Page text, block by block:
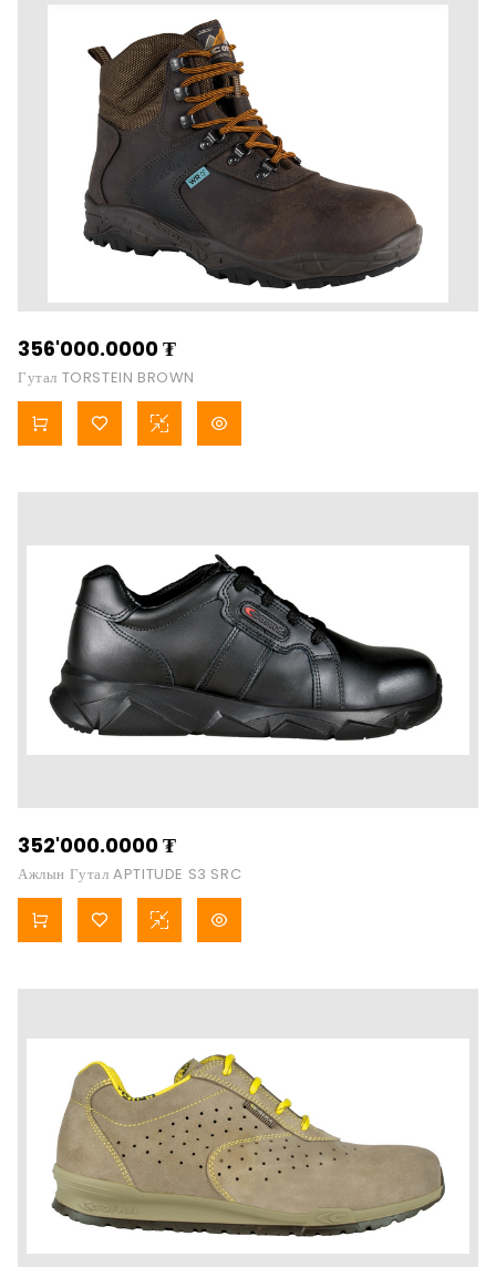
356'000.0000₮
Гутал TORSTEIN BROWN
352'000.0000₮
Ажлын Гутал APTITUDE S3 SRC